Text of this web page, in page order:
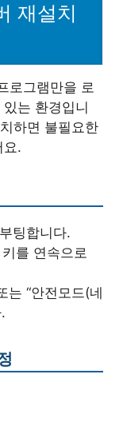
재설치
로그램만을 로
는 환경입니
하면 불필요한
요.
팅합니다.
를 연속으로
는 “안전모드(네